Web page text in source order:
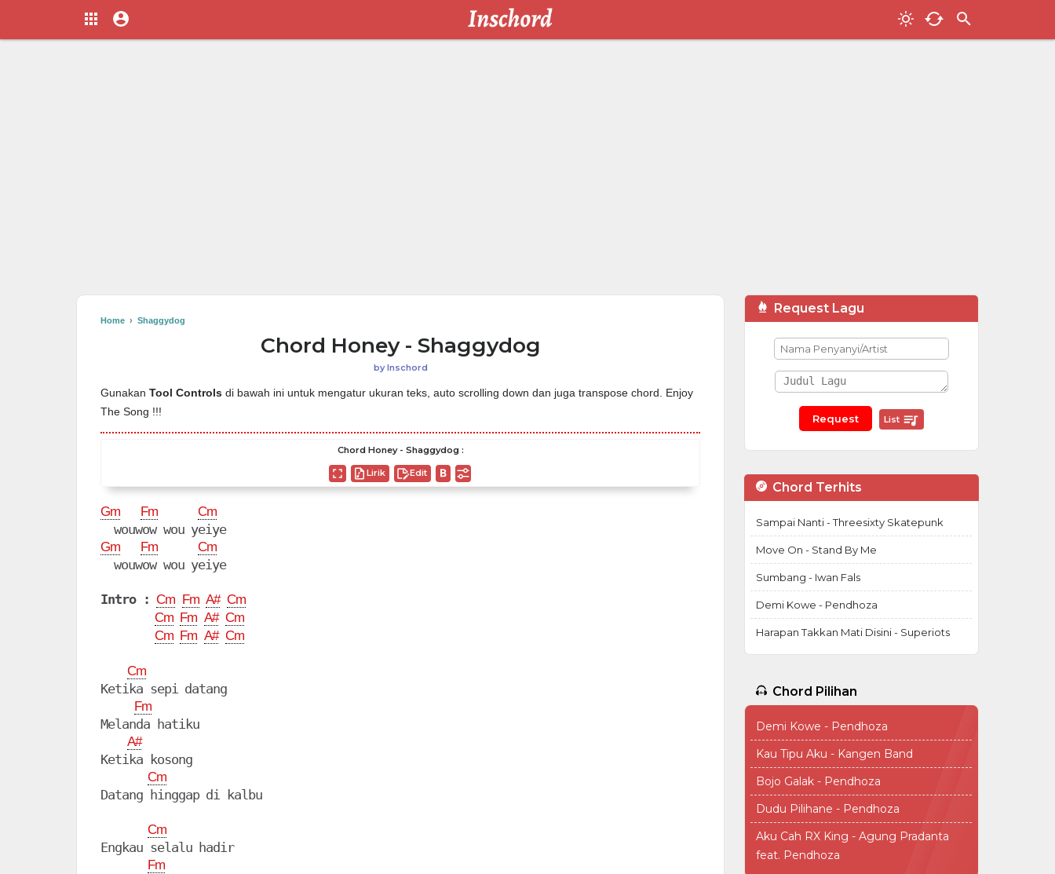
Home › Shaggydog
Chord Honey - Shaggydog
byInschord
Gunakan Tool Controls di bawah ini untuk mengatur ukuran teks, auto scrolling down dan juga transpose chord. Enjoy
The Song !!!
Chord Honey - Shaggydog :
Lirik Edit
Gm Fm Cm
  wouwow wou yeiye
Gm Fm Cm
  wouwow wou yeiye
Intro : Cm Fm A# Cm
Cm Fm A# Cm
Cm Fm A# Cm
Cm
Ketika sepi datang
Fm
Melanda hatiku
A#
Ketika kosong
Cm
Datang hinggap di kalbu
Cm
Engkau selalu hadir
Fm
Request Lagu
List
Chord Terhits
Sampai Nanti - Threesixty Skatepunk
Move On - Stand By Me
Sumbang - Iwan Fals
Demi Kowe - Pendhoza
Harapan Takkan Mati Disini - Superiots
Chord Pilihan
Demi Kowe - Pendhoza
Kau Tipu Aku - Kangen Band
Bojo Galak - Pendhoza
Dudu Pilihane - Pendhoza
Aku Cah RX King - Agung Pradanta
feat. Pendhoza